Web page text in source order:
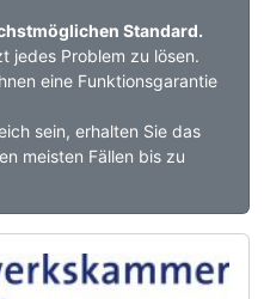
Standard.
jedes Problem zu lösen.
eine Funktionsgarantie
sein, erhalten Sie das
meisten Fällen bis zu